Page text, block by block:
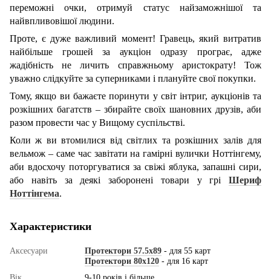
переможні очки, отримуй статус найзаможнішої та
найвпливовішої людини.
Проте, є дуже важливий момент! Гравець, який витратив
найбільше грошей за аукціон одразу програє, адже
жадібність не личить справжньому аристократу! Тож
уважно слідкуйте за суперниками і плануйте свої покупки.
Тому, якщо ви бажаєте поринути у світ інтриг, аукціонів та
розкішних багатств – збирайте своїх шановних друзів, аби
разом провести час у Вищому суспільстві.
Коли ж ви втомилися від світлих та розкішних залів для
вельмож – саме час завітати на гамірні вулички Ноттінгему,
аби вдосхочу поторгуватися за свіжі яблука, запашні сири,
або навіть за деякі заборонені товари у грі Шериф
Ноттінгема.
Характеристики
Аксесуари Протектори 57.5x89 - для 55 карт
Протектори 80x120 - для 16 карт